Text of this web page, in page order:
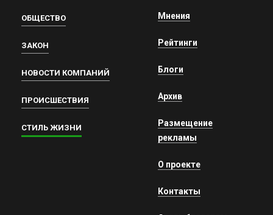
ОБЩЕСТВО
ЗАКОН
НОВОСТИ КОМПАНИЙ
ПРОИСШЕСТВИЯ
СТИЛЬ ЖИЗНИ
Мнения
Рейтинги
Блоги
Архив
Размещение
рекламы
О проекте
Контакты